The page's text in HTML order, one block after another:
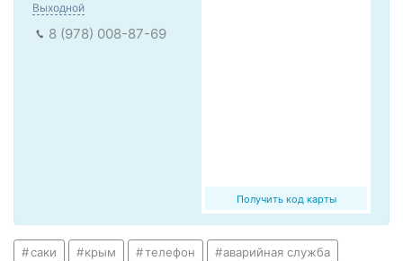
Получить код карты
Выходной
8 (978) 008-87-69
саки крым телефон аварийная служба